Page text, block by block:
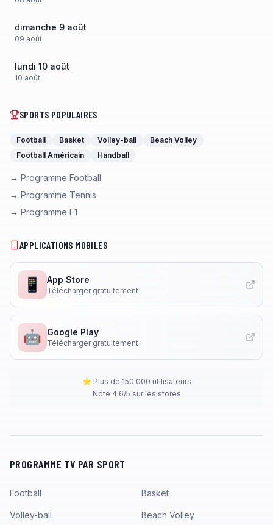
dimanche 9 août
09 août
lundi 10 août
10 août
SPORTS POPULAIRES
Football Basket Volley-ball
Beach Volley
Football Américain
Handball
→ Programme Football
→ Programme Tennis
→ Programme F1
APPLICATIONS MOBILES
📱 App Store
Télécharger gratuitement
🤖 Google Play
Télécharger gratuitement
⭐ Plus de 150 000 utilisateurs
Note 4.6/5 sur les stores
PROGRAMME TV PAR SPORT
Football Basket
Volley-ball Beach Volley